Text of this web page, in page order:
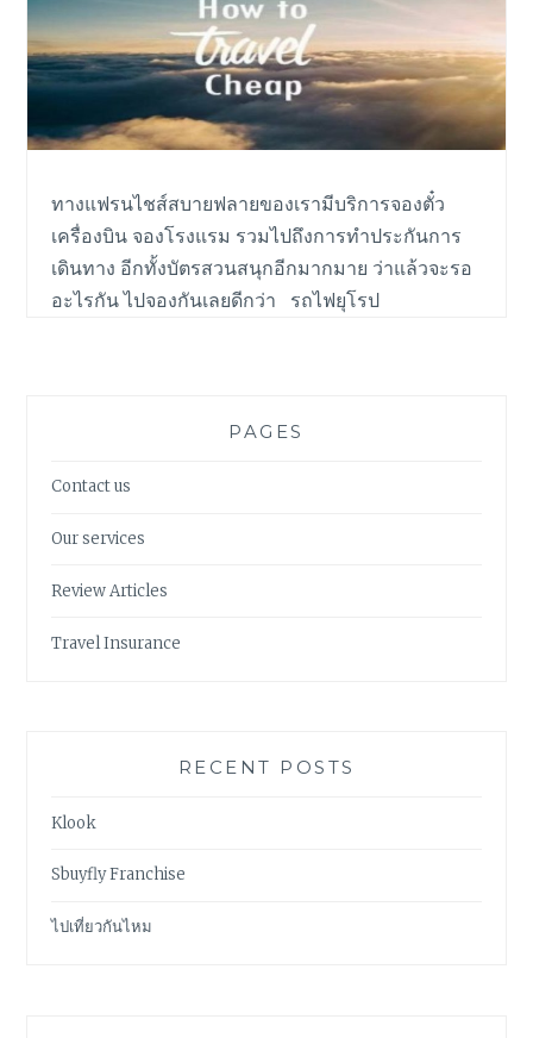
I
S
E
ทางแฟรนไชส์สบายฟลายของเรามีบริการจองตั๋ว
เครื่องบิน จองโรงแรม รวมไปถึงการทำประกันการ
เดินทาง อีกทั้งบัตรสวนสนุกอีกมากมาย ว่าแล้วจะรอ
อะไรกัน ไปจองกันเลยดีกว่า รถไฟยุโรป
PAGES
Contact us
Our services
Review Articles
Travel Insurance
RECENT POSTS
Klook
Sbuyfly Franchise
ไปเที่ยวกันไหม